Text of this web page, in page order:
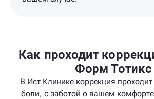
Как проходит
Форм Тотикс
В Ист Клинике коррекция
боли, с заботой о вашем